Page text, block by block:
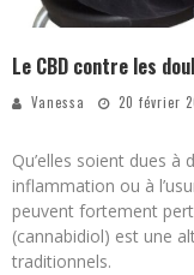
Le CBD contre les
Vanessa 20 février
Qu’elles soient dues à
inflammation ou à
peuvent fortement
(cannabidiol) est une
traditionnels.